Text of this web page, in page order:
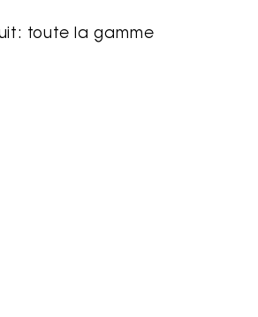
toute la gamme